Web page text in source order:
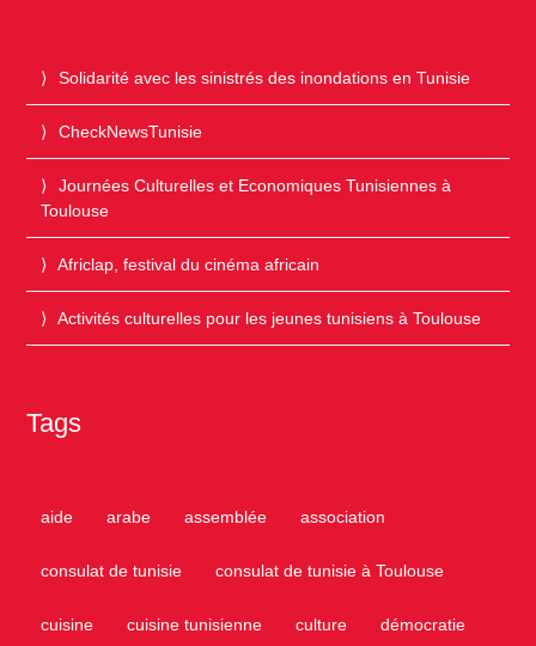
Solidarité avec les sinistrés des inondations en Tunisie
CheckNewsTunisie
Journées Culturelles et Economiques Tunisiennes à
Toulouse
Africlap, festival du cinéma africain
Activités culturelles pour les jeunes tunisiens à Toulouse
Tags
aide arabe assemblée association
consulat de tunisie consulat de tunisie à Toulouse
cuisine cuisine tunisienne culture démocratie